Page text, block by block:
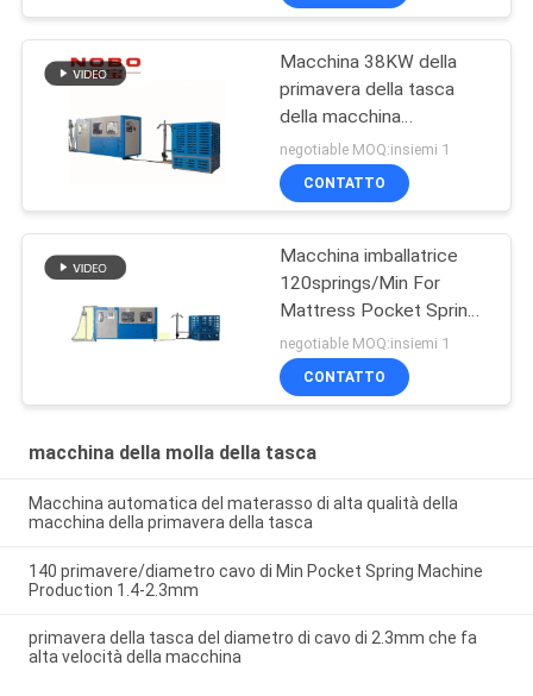
Macchina 38KW della
primavera della tasca
della macchina
imballatrice del
materasso LN-120 120
molle Min Bonell Type
negotiable MOQ:insiemi 1
CONTATTO
Macchina imballatrice
120springs/Min For
Mattress Pocket Spring
del materasso LN-120
negotiable MOQ:insiemi 1
CONTATTO
macchina della molla della tasca
Macchina automatica del materasso di alta qualità della
macchina della primavera della tasca
140 primavere/diametro cavo di Min Pocket Spring Machine
Production 1.4-2.3mm
primavera della tasca del diametro di cavo di 2.3mm che fa
alta velocità della macchina